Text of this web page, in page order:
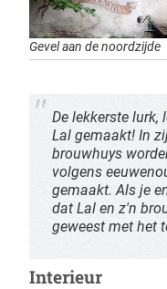
Gevel aan de noordzijde
De lekkerste lurk,
Lal gemaakt! In
brouwhuys
volgens
gemaakt. Als je
dat Lal en z'n
geweest met het
Interieur